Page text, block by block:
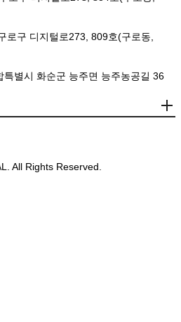
로구 디지털로273, 809호(구로동,
별시 화순군 능주면 능주농공길 36
All Rights Reserved.